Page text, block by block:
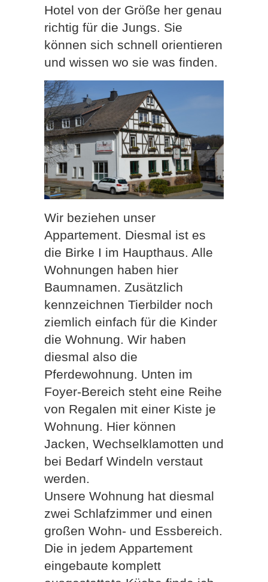
Hotel von der Größe her genau
richtig für die Jungs. Sie
können sich schnell orientieren
und wissen wo sie was finden.
Wir beziehen unser
Appartement. Diesmal ist es
die Birke I im Haupthaus. Alle
Wohnungen haben hier
Baumnamen. Zusätzlich
kennzeichnen Tierbilder noch
ziemlich einfach für die Kinder
die Wohnung. Wir haben
diesmal also die
Pferdewohnung. Unten im
Foyer-Bereich steht eine Reihe
von Regalen mit einer Kiste je
Wohnung. Hier können
Jacken, Wechselklamotten und
bei Bedarf Windeln verstaut
werden.
Unsere Wohnung hat diesmal
zwei Schlafzimmer und einen
großen Wohn- und Essbereich.
Die in jedem Appartement
eingebaute komplett